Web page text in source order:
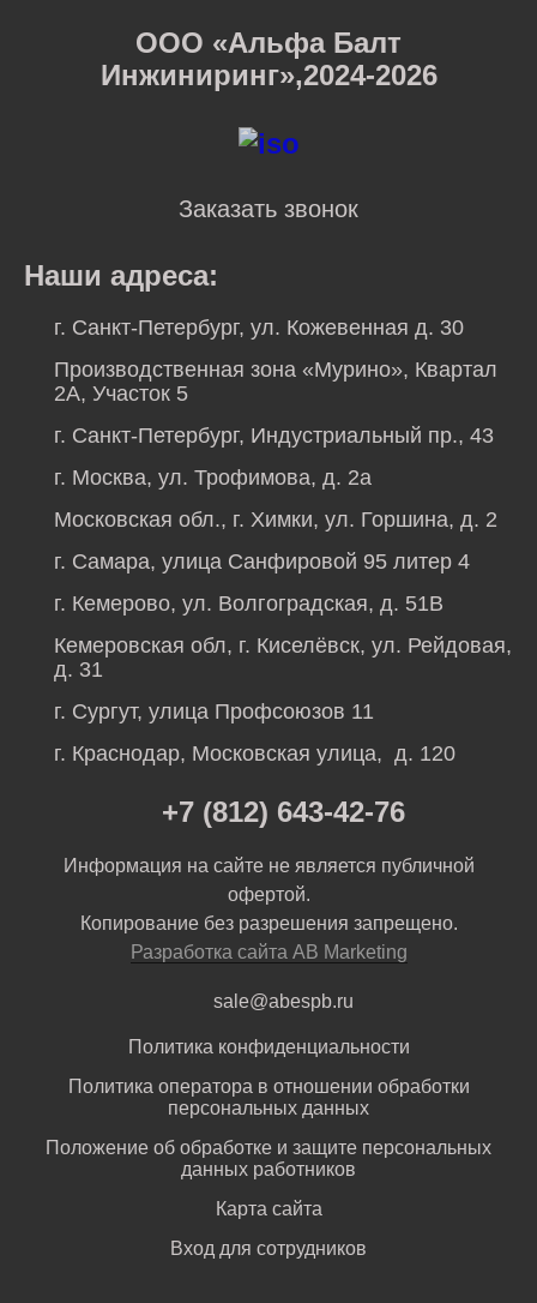
ООО «Альфа Балт
Инжиниринг»,2024-2026
Заказать звонок
Наши адреса:
г. Санкт-Петербург, ул. Кожевенная д. 30
Производственная зона «Мурино», Квартал
2А, Участок 5
г. Санкт-Петербург, Индустриальный пр., 43
г. Москва, ул. Трофимова, д. 2а
Московская обл., г. Химки, ул. Горшина, д. 2
г. Самара, улица Санфировой 95 литер 4
г. Кемерово, ул. Волгоградская, д. 51В
Кемеровская обл, г. Киселёвск, ул. Рейдовая,
д. 31
г. Сургут, улица Профсоюзов 11
г. Краснодар, Московская улица, д. 120
+7 (812) 643-42-76
Информация на сайте не является публичной
офертой.
Копирование без разрешения запрещено.
Разработка сайта AB Marketing
sale@abespb.ru
Политика конфиденциальности
Политика оператора в отношении обработки
персональных данных
Положение об обработке и защите персональных
данных работников
Карта сайта
Вход для сотрудников